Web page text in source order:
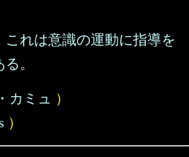
これは意識の運動に指導を
。
カミュ
）
）